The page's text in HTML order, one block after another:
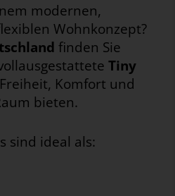
modernen,
Wohnkonzept?
finden Sie
Tiny
Komfort und
bieten.
sind ideal als: